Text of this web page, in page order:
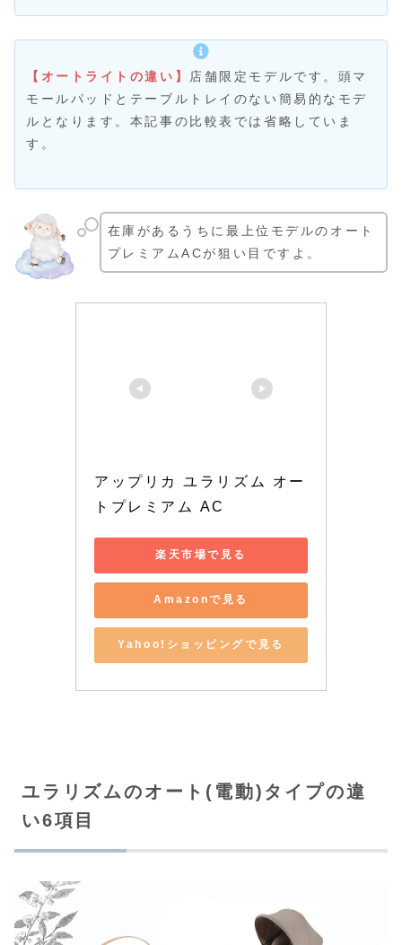
【オートライトの違い】
店舗限定モデルです。頭マ
モールパッドとテーブルトレイのない簡易的なモデ
ルとなります。本記事の比較表では省略していま
す。
在庫があるうちに最上位モデルのオート
プレミアムACが狙い目ですよ。
アップリカ ユラリズム オー
トプレミアム AC
楽天市場で見る
Amazonで見る
Yahoo!ショッピングで見る
ユラリズムのオート(電動)タイプの違
い6項目